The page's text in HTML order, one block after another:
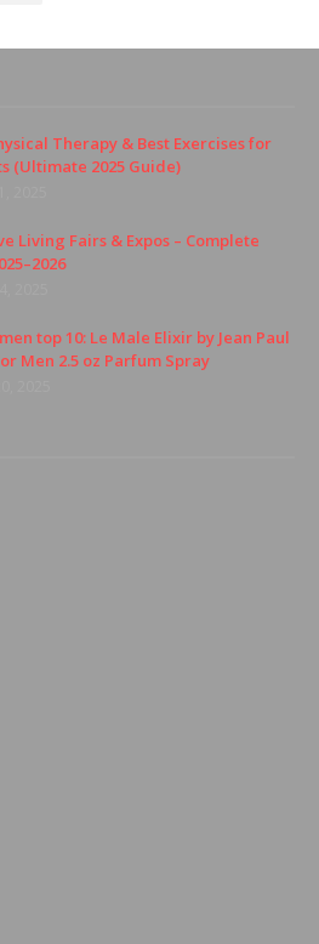
Therapy & Best Exercises for
(Ultimate 2025 Guide)
Living Fairs & Expos – Complete
top 10: Le Male Elixir by Jean Paul
Men 2.5 oz Parfum Spray